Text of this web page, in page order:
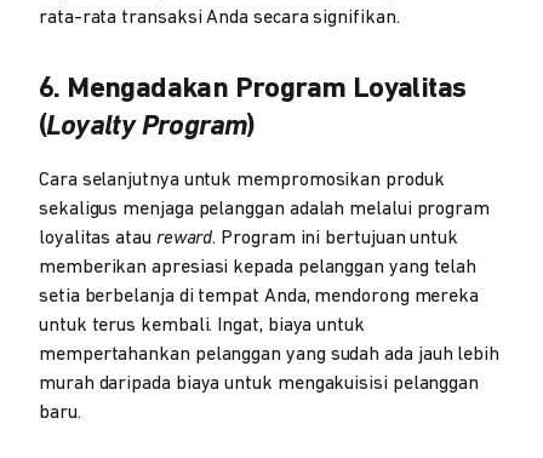
rata-rata transaksi Anda secara signifikan.
6. Mengadakan Program Loyalitas
(Loyalty Program)
Cara selanjutnya untuk mempromosikan produk
sekaligus menjaga pelanggan adalah melalui program
loyalitas atau reward. Program ini bertujuan untuk
memberikan apresiasi kepada pelanggan yang telah
setia berbelanja di tempat Anda, mendorong mereka
untuk terus kembali. Ingat, biaya untuk
mempertahankan pelanggan yang sudah ada jauh lebih
murah daripada biaya untuk mengakuisisi pelanggan
baru.